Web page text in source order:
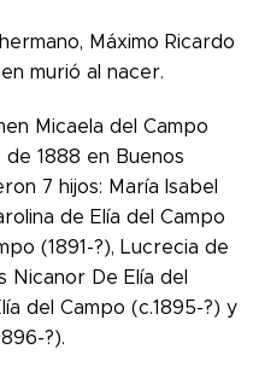
Máximo Ricardo
murió al nacer.
Micaela del Campo
de 1888 en Buenos
7 hijos: María Isabel
de Elía del Campo
(1891-?), Lucrecia de
Nicanor De Elía del
del Campo (c.1895-?) y
?).